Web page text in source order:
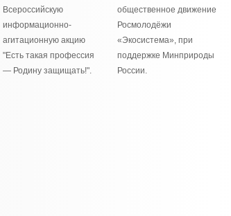
Всероссийскую
информационно-
агитационную акцию
"Есть такая профессия
— Родину защищать!".
общественное движение
Росмолодёжи
«Экосистема», при
поддержке Минприроды
России.